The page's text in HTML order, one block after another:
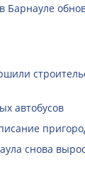
Барнауле
автобусов
снова вырос